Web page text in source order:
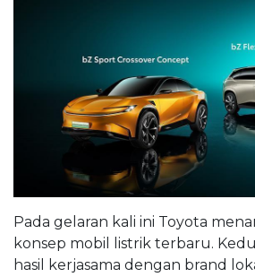
Pada gelaran kali ini Toyota
konsep mobil listrik terbaru.
hasil kerjasama dengan brand